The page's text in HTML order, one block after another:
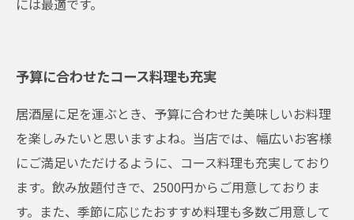
には最適です。
予算に合わせたコース料理も充実
居酒屋に足を運ぶとき、予算に合わせた美味しいお料理
を楽しみたいと思いますよね。当店では、幅広いお客様
にご満足いただけるように、コース料理も充実しており
ます。飲み放題付きで、2500円からご用意しておりま
す。また、季節に応じたおすすめ料理も多数ご用意して